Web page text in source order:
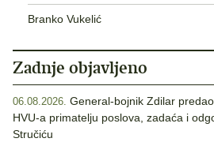
Branko Vukelić
Zadnje objavljeno
06.08.2026. General-bojnik Zdilar
HVU-a primatelju poslova, zadaća i
Stručiću